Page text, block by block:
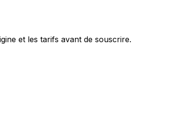
et les tarifs avant de souscrire.